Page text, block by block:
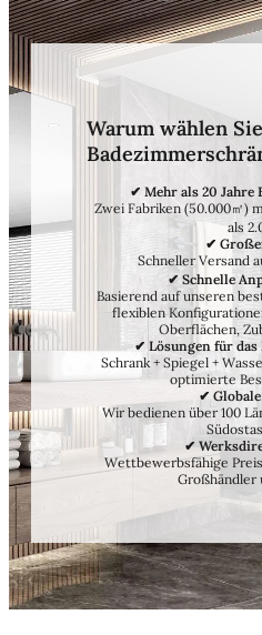
Warum wählen
✔ Mehr als 20
Zwei Fabriken (50.000㎡)
als
✔
Schneller Versand
✔ Schnelle
Basierend auf unseren
flexiblen
Oberflächen,
✔ Lösungen für das
Schrank + Spiegel +
optimierte
✔
Wir bedienen über 100
✔
Wettbewerbsfähige
Großhändler